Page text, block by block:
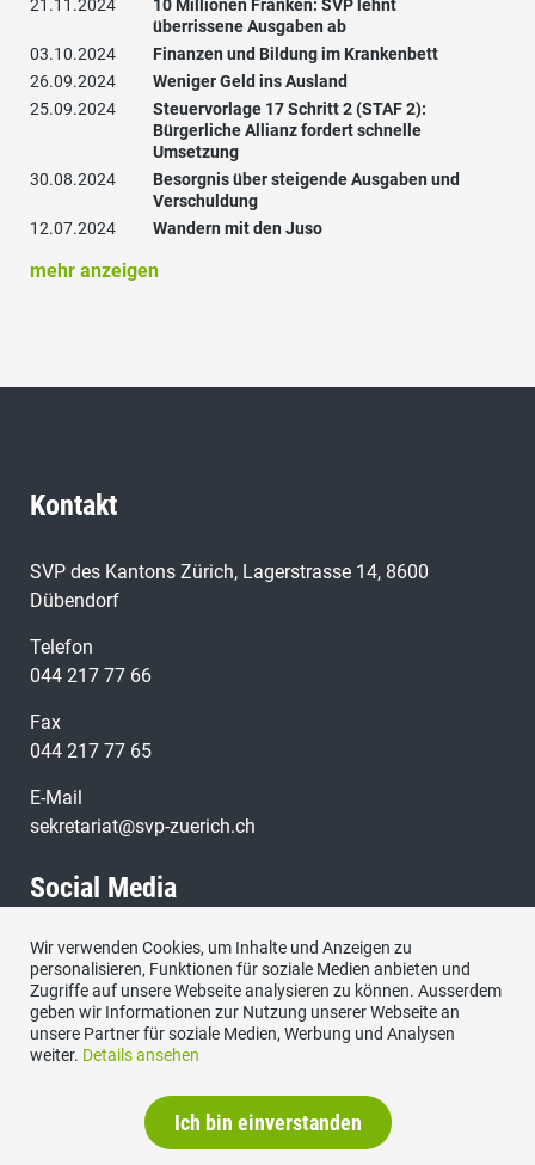
21.11.2024
10 Millionen Franken: SVP lehnt
überrissene Ausgaben ab
03.10.2024
Finanzen und Bildung im Krankenbett
26.09.2024
Weniger Geld ins Ausland
25.09.2024
Steuervorlage 17 Schritt 2 (STAF 2):
Bürgerliche Allianz fordert schnelle
Umsetzung
30.08.2024
Besorgnis über steigende Ausgaben und
Verschuldung
12.07.2024
Wandern mit den Juso
mehr anzeigen
Kontakt
SVP des Kantons Zürich, Lagerstrasse 14, 8600
Dübendorf
Telefon
044 217 77 66
Fax
044 217 77 65
E-Mail
sekretariat@svp-zuerich.ch
Social Media
Besuchen Sie uns bei:
Datenschutzerklärung|Impressum
Wir verwenden Cookies, um Inhalte und Anzeigen zu
personalisieren, Funktionen für soziale Medien anbieten und
Zugriffe auf unsere Webseite analysieren zu können. Ausserdem
geben wir Informationen zur Nutzung unserer Webseite an
unsere Partner für soziale Medien, Werbung und Analysen
weiter. Details ansehen
Ich bin einverstanden